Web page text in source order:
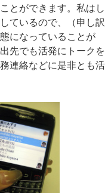
とができます。私はし
ているので、（申し訳
になっていることが
先でも活発にトークを
連絡などに是非とも活